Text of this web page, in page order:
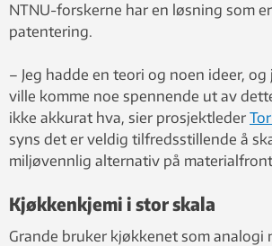
NTNU-forskerne har en løsning som
patentering.
– Jeg hadde en teori og noen ideer,
ville komme noe spennende ut av
ikke akkurat hva, sier prosjektleder
syns det er veldig tilfredsstillende å
miljøvennlig alternativ på
Kjøkkenkjemi i stor skala
Grande bruker kjøkkenet som analogi